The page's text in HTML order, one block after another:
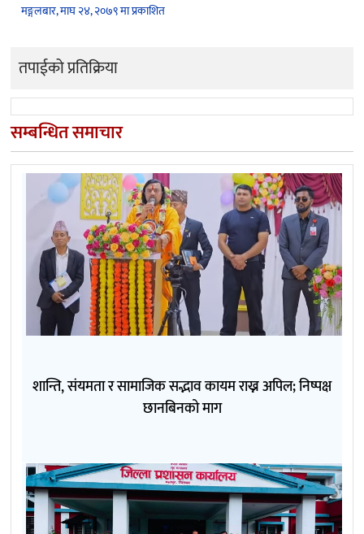
मङ्गलबार, माघ २४, २०७९ मा प्रकाशित
तपाईको प्रतिक्रिया
सम्बन्धित समाचार
शान्ति, संयमता र सामाजिक सद्भाव कायम राख्न अपिल; निष्पक्ष
छानबिनको माग